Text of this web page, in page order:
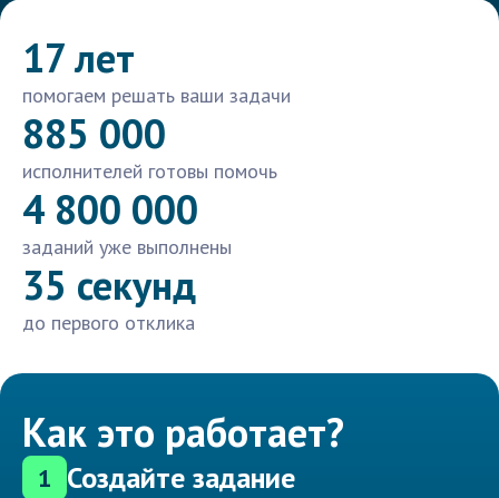
17 лет
помогаем решать ваши задачи
885 000
исполнителей готовы помочь
4 800 000
заданий уже выполнены
35 секунд
до первого отклика
Как это работает?
1 Создайте задание